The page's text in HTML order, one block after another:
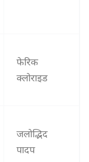
फेरिक
क्लोराइड
जलोद्भिद
पादप